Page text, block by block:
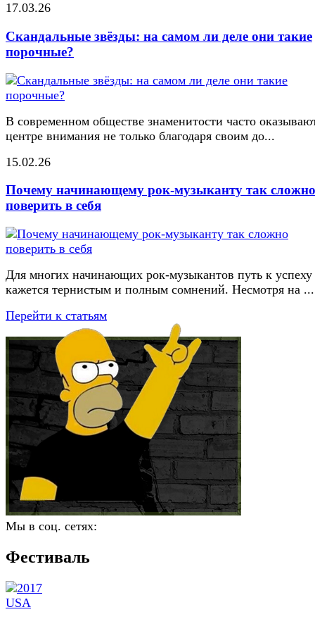
17.03.26
Скандальные звёзды: на самом ли деле они такие
порочные?
В современном обществе знаменитости часто
центре внимания не только благодаря своим до...
15.02.26
Почему начинающему рок-музыканту так сложно
поверить в себя
Для многих начинающих рок-музыкантов путь к успеху
кажется тернистым и полным сомнений. Несмотря на ...
Перейти к статьям
Мы в соц. сетях:
Фестиваль